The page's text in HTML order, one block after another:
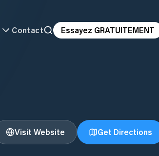
Contact Essayez GRATUITEMENT
Visit Website Get Directions